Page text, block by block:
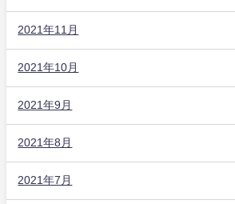
2021年11月
2021年10月
2021年9月
2021年8月
2021年7月